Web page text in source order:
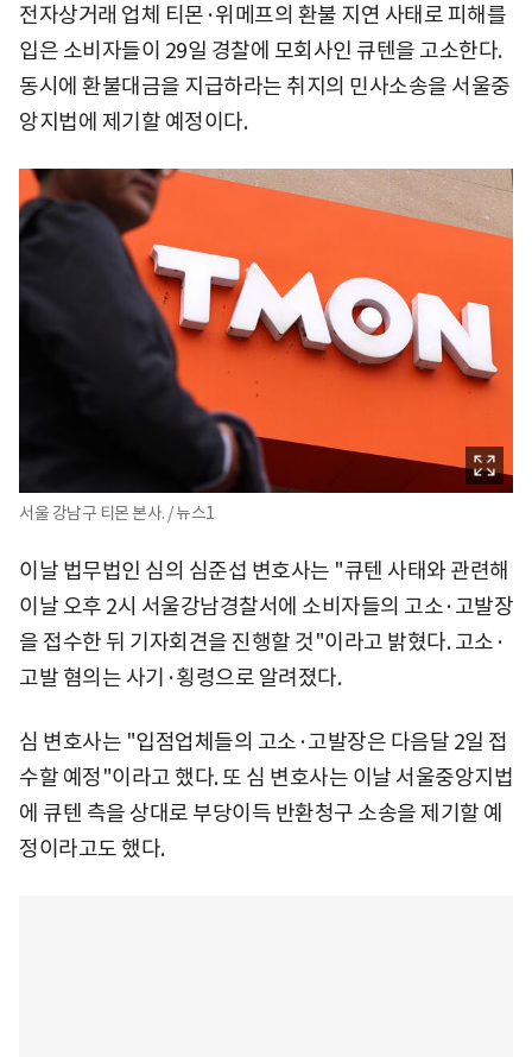
전자상거래 업체 티몬·위메프의 환불 지연 사태로 피해를
입은 소비자들이 29일 경찰에 모회사인 큐텐을 고소한다.
동시에 환불대금을 지급하라는 취지의 민사소송을 서울중
앙지법에 제기할 예정이다.
서울 강남구 티몬 본사. / 뉴스1
이날 법무법인 심의 심준섭 변호사는 "큐텐 사태와 관련해
이날 오후 2시 서울강남경찰서에 소비자들의 고소·고발장
을 접수한 뒤 기자회견을 진행할 것"이라고 밝혔다. 고소·
고발 혐의는 사기·횡령으로 알려졌다.
심 변호사는 "입점업체들의 고소·고발장은 다음달 2일 접
수할 예정"이라고 했다. 또 심 변호사는 이날 서울중앙지법
에 큐텐 측을 상대로 부당이득 반환청구 소송을 제기할 예
정이라고도 했다.